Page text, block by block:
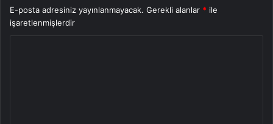
E-posta adresiniz yayınlanmayacak. Gerekli alanlar * ile
işaretlenmişlerdir